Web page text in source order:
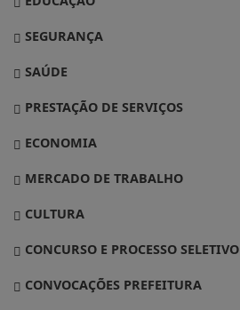
SEGURANÇA
SAÚDE
PRESTAÇÃO DE SERVIÇOS
ECONOMIA
MERCADO DE TRABALHO
CULTURA
CONCURSO E PROCESSO SELETIVO
CONVOCAÇÕES PREFEITURA